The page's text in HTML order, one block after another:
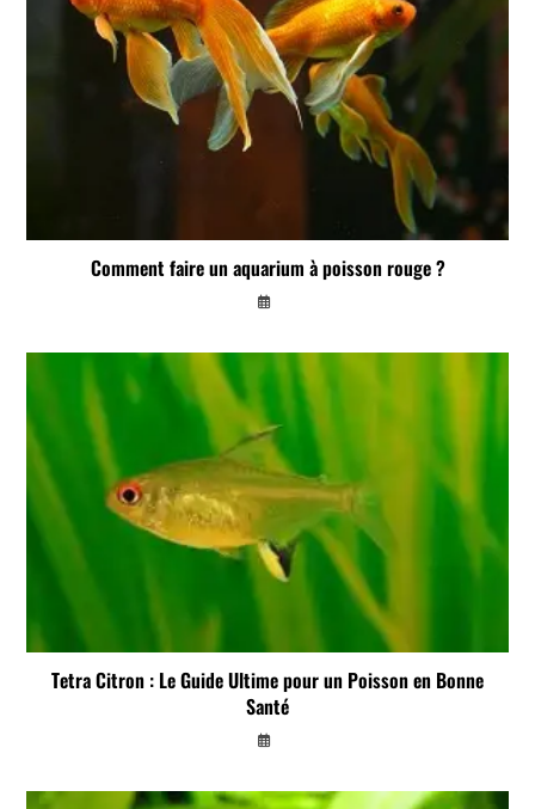
Comment faire un aquarium à poisson rouge ?
Tetra Citron : Le Guide Ultime pour un Poisson en Bonne
Santé